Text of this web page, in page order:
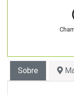
Sobre